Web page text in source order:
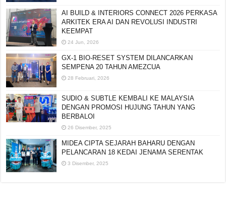
AI BUILD & INTERIORS CONNECT 2026 PERKASA
ARKITEK ERA AI DAN REVOLUSI INDUSTRI
KEEMPAT
24 Jun, 2026
GX-1 BIO-RESET SYSTEM DILANCARKAN
SEMPENA 20 TAHUN AMEZCUA
28 Februari, 2026
SUDIO & SUBTLE KEMBALI KE MALAYSIA
DENGAN PROMOSI HUJUNG TAHUN YANG
BERBALOI
26 Disember, 2025
MIDEA CIPTA SEJARAH BAHARU DENGAN
PELANCARAN 18 KEDAI JENAMA SERENTAK
3 Disember, 2025